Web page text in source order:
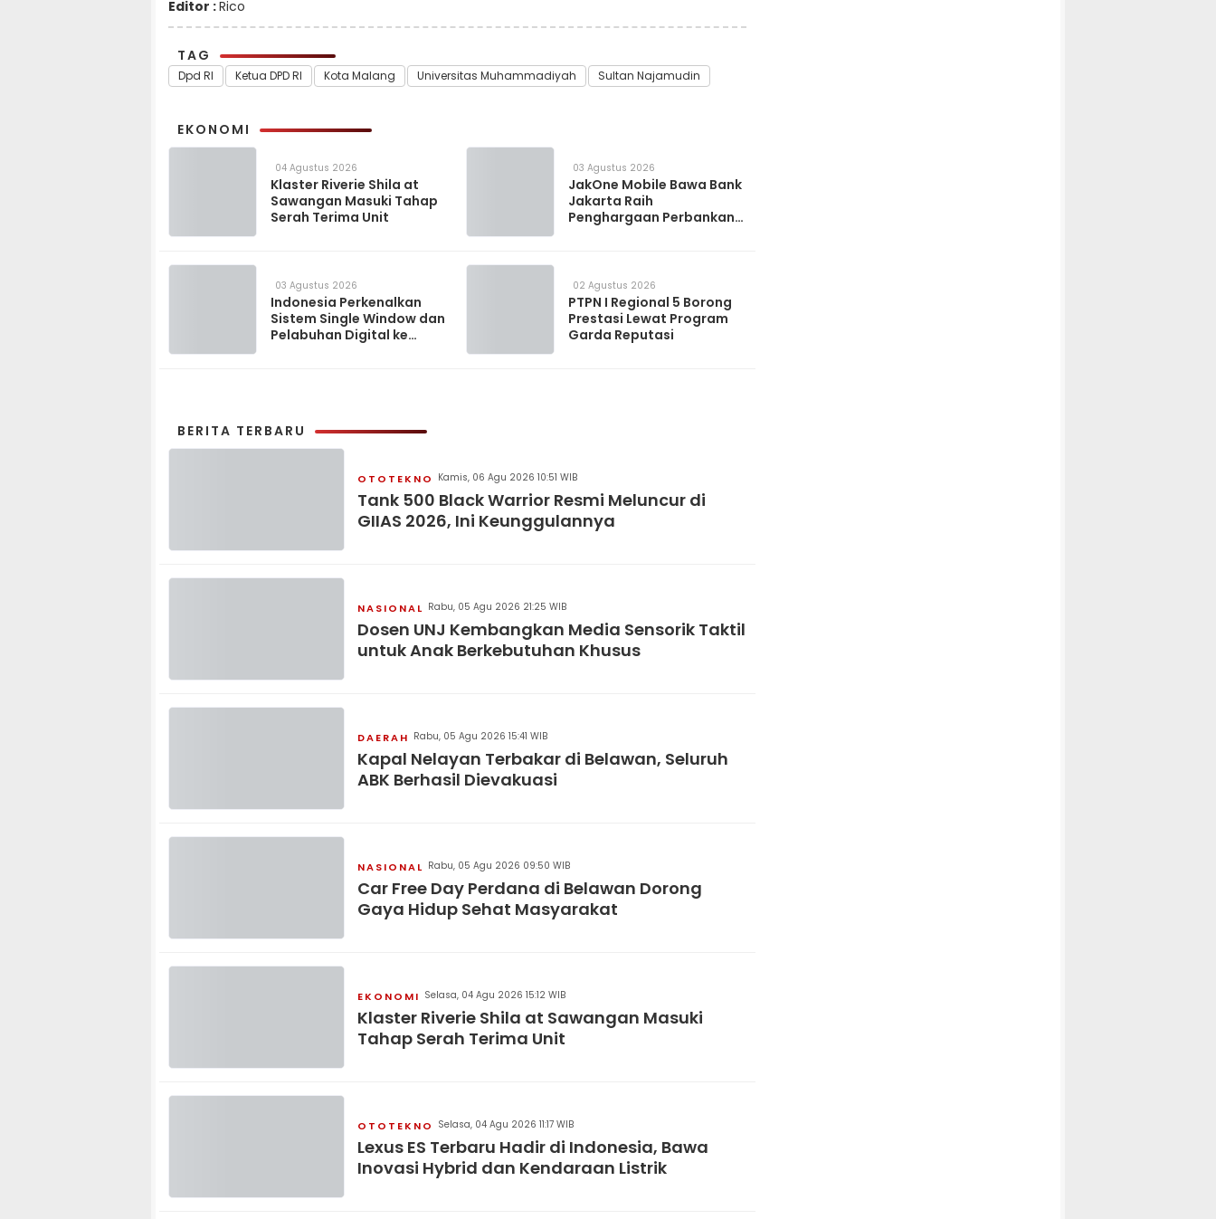
Editor :Rico
TAG
Dpd RI Ketua DPD RI Kota Malang Universitas Muhammadiyah Sultan Najamudin
EKONOMI
04 Agustus 2026
Klaster Riverie Shila at
Sawangan Masuki Tahap
Serah Terima Unit
03 Agustus 2026
JakOne Mobile Bawa Bank
Jakarta Raih
Penghargaan Perbankan
03 Agustus 2026
Indonesia Perkenalkan
Sistem Single Window dan
Pelabuhan Digital ke
02 Agustus 2026
PTPN I Regional 5 Borong
Prestasi Lewat Program
Garda Reputasi
BERITA TERBARU
OTOTEKNO Kamis, 06 Agu 2026 10:51 WIB
Tank 500 Black Warrior Resmi Meluncur di
GIIAS 2026, Ini Keunggulannya
NASIONAL Rabu, 05 Agu 2026 21:25 WIB
Dosen UNJ Kembangkan Media Sensorik Taktil
untuk Anak Berkebutuhan Khusus
DAERAH Rabu, 05 Agu 2026 15:41 WIB
Kapal Nelayan Terbakar di Belawan, Seluruh
ABK Berhasil Dievakuasi
NASIONAL Rabu, 05 Agu 2026 09:50 WIB
Car Free Day Perdana di Belawan Dorong
Gaya Hidup Sehat Masyarakat
EKONOMI Selasa, 04 Agu 2026 15:12 WIB
Klaster Riverie Shila at Sawangan Masuki
Tahap Serah Terima Unit
OTOTEKNO Selasa, 04 Agu 2026 11:17 WIB
Lexus ES Terbaru Hadir di Indonesia, Bawa
Inovasi Hybrid dan Kendaraan Listrik